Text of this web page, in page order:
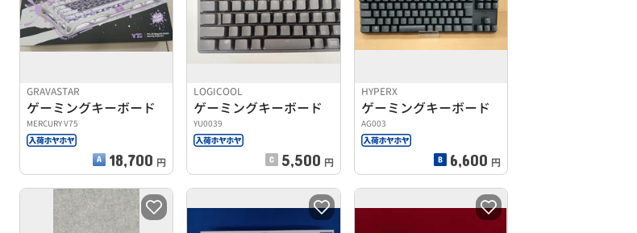
GRAVASTAR
ゲーミングキーボード
MERCURY V75
18,700 円
LOGICOOL
ゲーミングキーボード
YU0039
5,500 円
HYPERX
ゲーミングキーボード
AG003
6,600 円